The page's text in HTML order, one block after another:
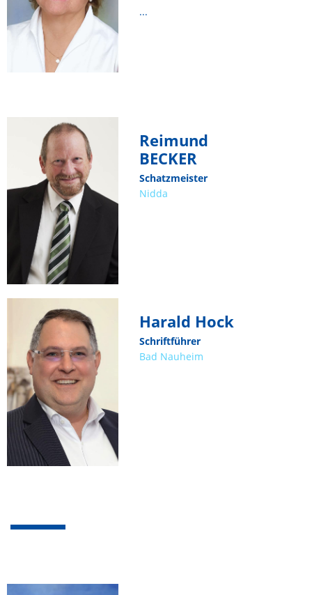
...
Reimund
BECKER
Schatzmeister
Nidda
Harald Hock
Schriftführer
Bad Nauheim